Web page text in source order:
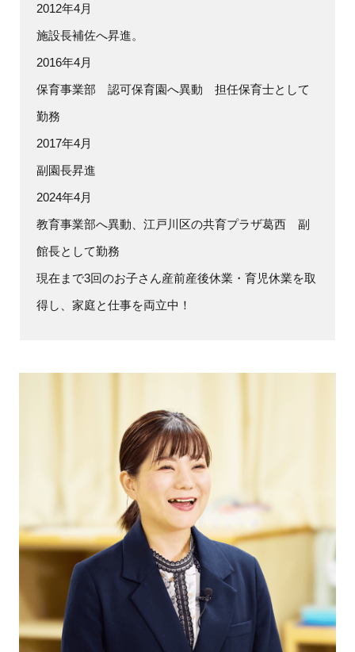
2012年4月
施設長補佐へ昇進。
2016年4月
保育事業部 認可保育園へ異動 担任保育士として
勤務
2017年4月
副園長昇進
2024年4月
教育事業部へ異動、江戸川区の共育プラザ葛西 副
館長として勤務
現在まで3回のお子さん産前産後休業・育児休業を取
得し、家庭と仕事を両立中！